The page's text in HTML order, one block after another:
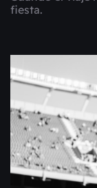
fiesta.